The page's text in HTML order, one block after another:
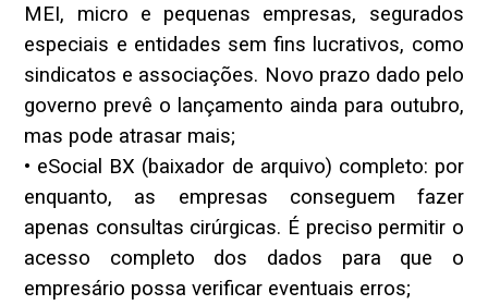
MEI, micro e pequenas empresas, segurados
especiais e entidades sem fins lucrativos, como
sindicatos e associações. Novo prazo dado pelo
governo prevê o lançamento ainda para outubro,
mas pode atrasar mais;
• eSocial BX (baixador de arquivo) completo: por
enquanto, as empresas conseguem fazer
apenas consultas cirúrgicas. É preciso permitir o
acesso completo dos dados para que o
empresário possa verificar eventuais erros;